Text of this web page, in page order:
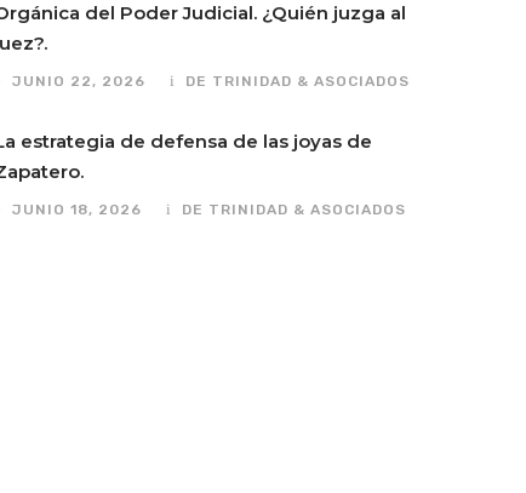
del Poder Judicial. ¿Quién juzga al
JUNIO 22, 2026 DE TRINIDAD & ASOCIADOS
estrategia de defensa de las joyas de
JUNIO 18, 2026 DE TRINIDAD & ASOCIADOS